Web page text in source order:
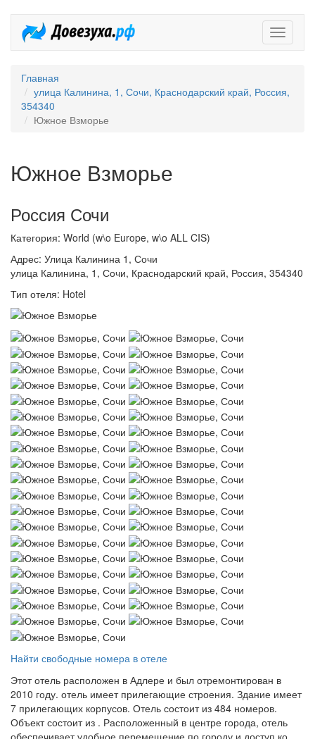
Главная
улица Калинина, 1, Сочи, Краснодарский край, Россия,
354340
Южное Взморье
Южное Взморье
Россия Сочи
Категория: World (w\o Europe, w\o ALL CIS)
Адрес: Улица Калинина 1, Сочи
улица Калинина, 1, Сочи, Краснодарский край, Россия, 354340
Тип отеля: Hotel
Найти свободные номера в отеле
Этот отель расположен в Адлере и был отремонтирован в
2010 году. отель имеет прилегающие строения. Здание имеет
7 прилегающих корпусов. Отель состоит из 484 номеров.
Объект состоит из . Расположенный в центре города, отель
обеспечивает удобное перемещение по городу и доступ ко